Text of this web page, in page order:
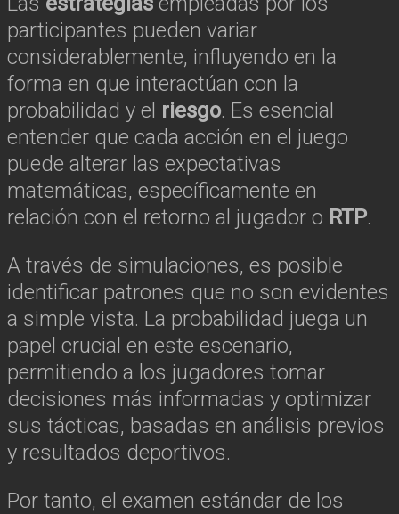
participantes pueden variar
considerablemente, influyendo en la
forma en que interactúan con la
probabilidad y el riesgo. Es esencial
entender que cada acción en el juego
puede alterar las expectativas
matemáticas, específicamente en
relación con el retorno al jugador o RTP.
A través de simulaciones, es posible
identificar patrones que no son evidentes
a simple vista. La probabilidad juega un
papel crucial en este escenario,
permitiendo a los jugadores tomar
decisiones más informadas y optimizar
sus tácticas, basadas en análisis previos
y resultados deportivos.
Por tanto, el examen estándar de los